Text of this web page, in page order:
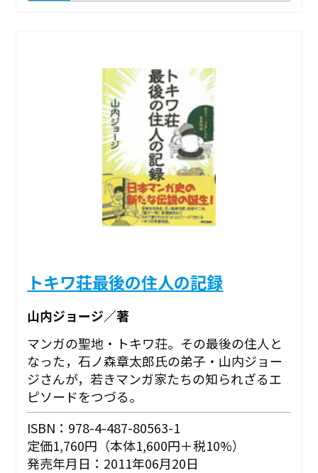
トキワ荘最後の住人の記録
山内ジョージ／著
マンガの聖地・トキワ荘。その最後の住人と
なった，石ノ森章太郎氏の弟子・山内ジョー
ジさんが，若きマンガ家たちの知られざるエ
ピソードをつづる。
ISBN：978-4-487-80563-1
定価1,760円（本体1,600円＋税10%）
発売年月日：2011年06月20日